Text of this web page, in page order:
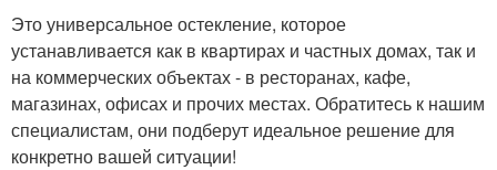
Это универсальное остекление, которое
устанавливается как в квартирах и частных домах, так и
на коммерческих объектах - в ресторанах, кафе,
магазинах, офисах и прочих местах. Обратитесь к нашим
специалистам, они подберут идеальное решение для
конкретно вашей ситуации!